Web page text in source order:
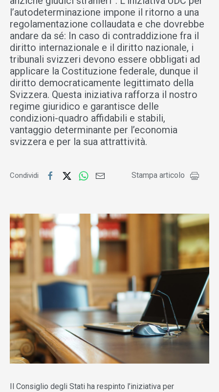
l’autodeterminazione impone il ritorno a una
regolamentazione collaudata e che dovrebbe
andare da sé: In caso di contraddizione fra il
diritto internazionale e il diritto nazionale, i
tribunali svizzeri devono essere obbligati ad
applicare la Costituzione federale, dunque il
diritto democraticamente legittimato della
Svizzera. Questa iniziativa rafforza il nostro
regime giuridico e garantisce delle
condizioni-quadro affidabili e stabili,
vantaggio determinante per l’economia
svizzera e per la sua attrattività.
Condividi Stampa articolo
Il Consiglio degli Stati ha respinto l’iniziativa per